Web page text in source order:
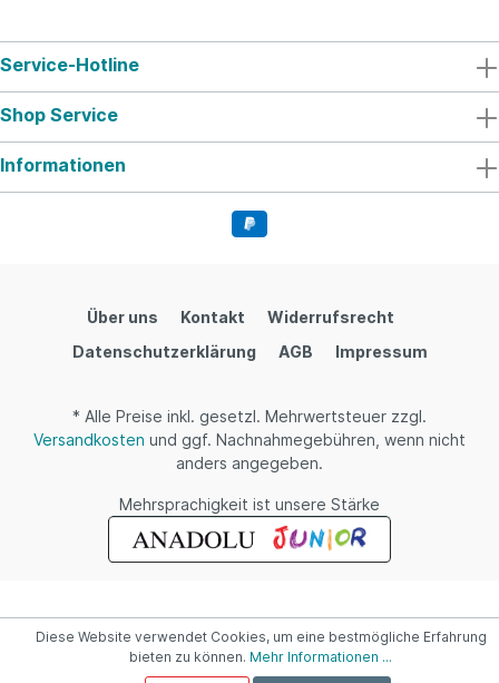
Service-Hotline
Shop Service
Informationen
Über uns Kontakt
Widerrufsrecht
Datenschutzerklärung
AGB Impressum
* Alle Preise inkl. gesetzl. Mehrwertsteuer zzgl.
Versandkosten und ggf. Nachnahmegebühren, wenn nicht
anders angegeben.
Mehrsprachigkeit ist unsere Stärke
Diese Website verwendet Cookies, um eine bestmögliche Erfahrung
bieten zu können. Mehr Informationen ...